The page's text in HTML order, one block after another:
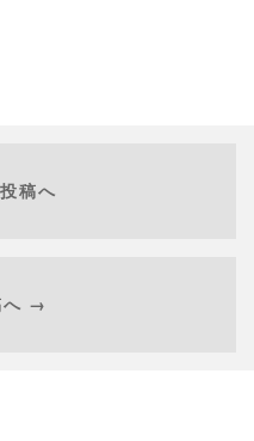
稿へ
へ →